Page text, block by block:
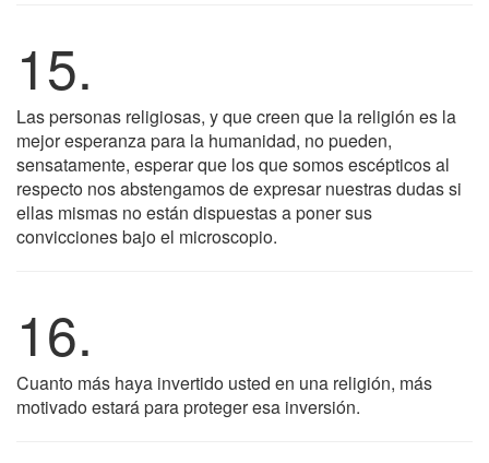
15.
Las personas religiosas, y que creen que la religión es la
mejor esperanza para la humanidad, no pueden,
sensatamente, esperar que los que somos escépticos al
respecto nos abstengamos de expresar nuestras dudas si
ellas mismas no están dispuestas a poner sus
convicciones bajo el microscopio.
16.
Cuanto más haya invertido usted en una religión, más
motivado estará para proteger esa inversión.